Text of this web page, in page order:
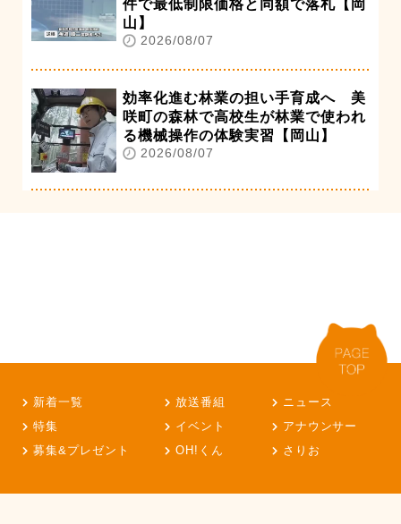
件で最低制限価格と同額で落札【岡
山】
2026/08/07
効率化進む林業の担い手育成へ 美
咲町の森林で高校生が林業で使われ
る機械操作の体験実習【岡山】
2026/08/07
新着一覧 放送番組
ニュース
特集
イベント
アナウンサー
募集&プレゼント
OH!くん さりお